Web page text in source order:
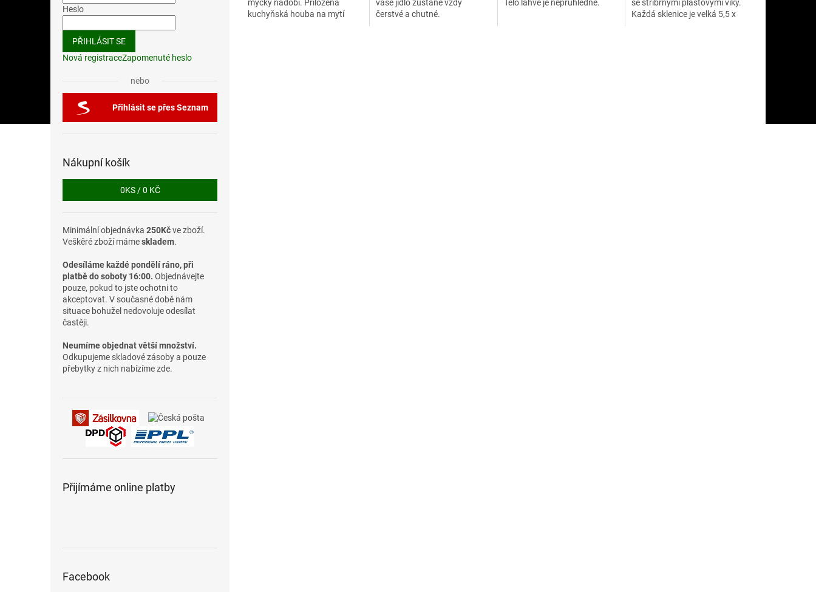
Heslo
PŘIHLÁSIT SE
Nová registraceZapomenuté heslo
nebo
Přihlásit se přes Seznam
Nákupní košík
0KS /0 KČ
Minimální objednávka 250Kčve zboží.
Veškěré zboží mámeskladem.
Odesíláme každé pondělí ráno, při
platbě do soboty 16:00. Objednávejte
pouze, pokud to jste ochotni to
akceptovat. V současné době nám
situace bohužel nedovoluje odesílat
častěji.
Neumíme objednat větší množství.
Odkupujeme skladové zásoby a pouze
přebytky z nich nabízíme zde.
Přijímáme online platby
Facebook
myčky nádobí. Přiložená
kuchyňská houba na mytí
vaše jídlo zůstane vždy
čerstvé a chutné.
Tělo láhve je neprůhledné.
se stříbrnými plastovými víky.
Každá sklenice je velká 5,5 x